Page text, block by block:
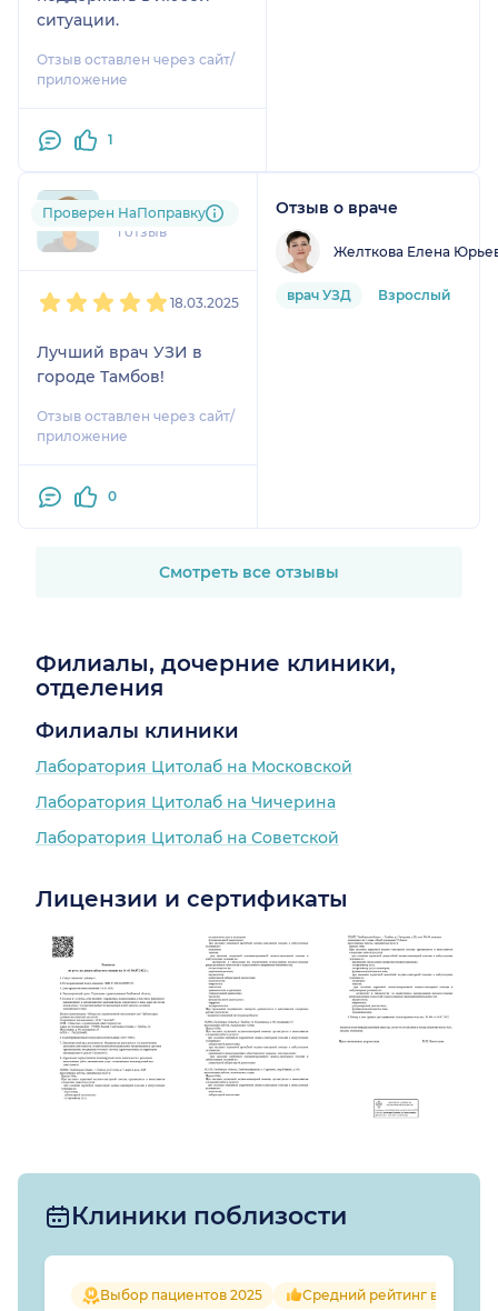
ситуации.
Отзыв оставлен через сайт/
приложение
1
das....@....ru
1 отзыв
Проверен НаПоправку
18.03.2025
Лучший врач УЗИ в
городе Тамбов!
Отзыв оставлен через сайт/
приложение
0
Отзыв о враче
Желткова Елена
врач УЗД Взрослый
Смотреть все отзывы
Филиалы, дочерние клиники,
отделения
Филиалы клиники
Лаборатория Цитолаб на Московской
Лаборатория Цитолаб на Чичерина
Лаборатория Цитолаб на Советской
Лицензии и сертификаты
Клиники поблизости
Выбор пациентов 2025 Средний рейтинг врачей